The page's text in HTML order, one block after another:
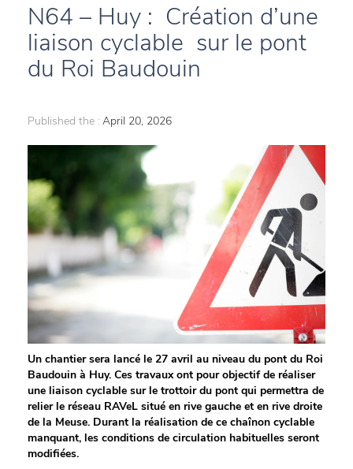
N64 – Huy : Création d’une
liaison cyclable sur le pont
du Roi Baudouin
Published the : April 20, 2026
Un chantier sera lancé le 27 avril au niveau du pont du Roi
Baudouin à Huy. Ces travaux ont pour objectif de réaliser
une liaison cyclable sur le trottoir du pont qui permettra de
relier le réseau RAVeL situé en rive gauche et en rive droite
de la Meuse. Durant la réalisation de ce chaînon cyclable
manquant, les conditions de circulation habituelles seront
modifiées.